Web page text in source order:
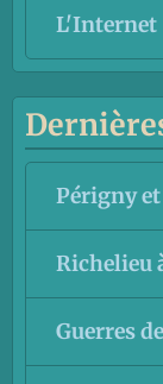
L'Internet
Périgny
Richelieu
Guerres